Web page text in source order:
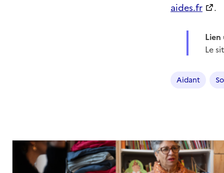
aides.fr
.
Le
Aidant